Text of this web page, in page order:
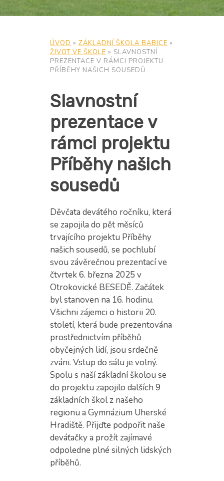
ÚVOD » ZÁKLADNÍ ŠKOLA BABICE »
ŽIVOT VE ŠKOLE » SLAVNOSTNÍ
PREZENTACE V RÁMCI PROJEKTU
PŘÍBĚHY NAŠICH SOUSEDŮ
Slavnostní
prezentace v
rámci projektu
Příběhy našich
sousedů
Děvčata devátého ročníku, která
se zapojila do pět měsíců
trvajícího projektu Příběhy
našich sousedů, se pochlubí
svou závěrečnou prezentací ve
čtvrtek 6. března 2025 v
Otrokovické BESEDĚ. Začátek
byl stanoven na 16. hodinu.
Všichni zájemci o historii 20.
století, která bude prezentována
prostřednictvím příběhů
obyčejných lidí, jsou srdečně
zváni. Vstup do sálu je volný.
Spolu s naší základní školou se
do projektu zapojilo dalších 9
základních škol z našeho
regionu a Gymnázium Uherské
Hradiště. Přijďte podpořit naše
deváťačky a prožít zajímavé
odpoledne plné silných lidských
příběhů.